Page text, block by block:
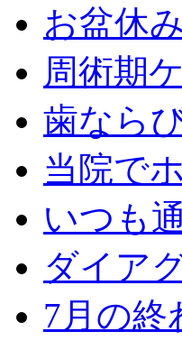
お盆休み
周術期
歯なら
当院で
いつも
ダイア
7月の終